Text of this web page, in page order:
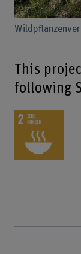
This
following